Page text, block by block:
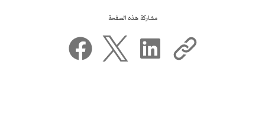
مشاركة هذه الصفحة